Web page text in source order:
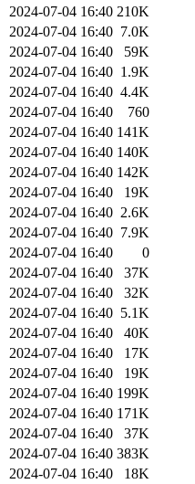
2024-07-04 16:40 210K
2024-07-04 16:40 7.0K
2024-07-04 16:40
59K
2024-07-04 16:40 1.9K
2024-07-04 16:40 4.4K
2024-07-04 16:40
760
2024-07-04 16:40 141K
2024-07-04 16:40 140K
2024-07-04 16:40 142K
2024-07-04 16:40
19K
2024-07-04 16:40 2.6K
2024-07-04 16:40 7.9K
2024-07-04 16:40
0
2024-07-04 16:40
37K
2024-07-04 16:40
32K
2024-07-04 16:40 5.1K
2024-07-04 16:40
40K
2024-07-04 16:40
17K
2024-07-04 16:40
19K
2024-07-04 16:40 199K
2024-07-04 16:40 171K
2024-07-04 16:40
37K
2024-07-04 16:40 383K
2024-07-04 16:40
18K